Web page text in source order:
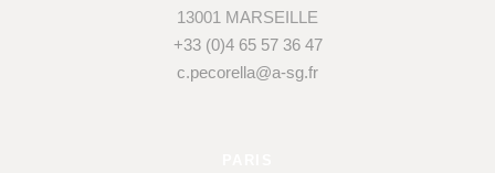
13001 MARSEILLE
+33 (0)4 65 57 36 47
c.pecorella@a-sg.fr